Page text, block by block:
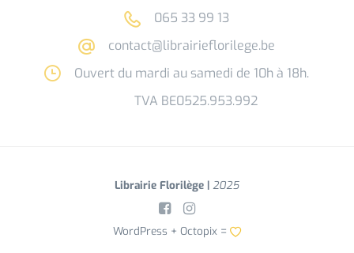
065 33 99 13
contact@librairieflorilege.be
Ouvert du mardi au samedi de 10h à 18h.
TVA BE0525.953.992
Librairie Florilège | 2025
WordPress + Octopix=